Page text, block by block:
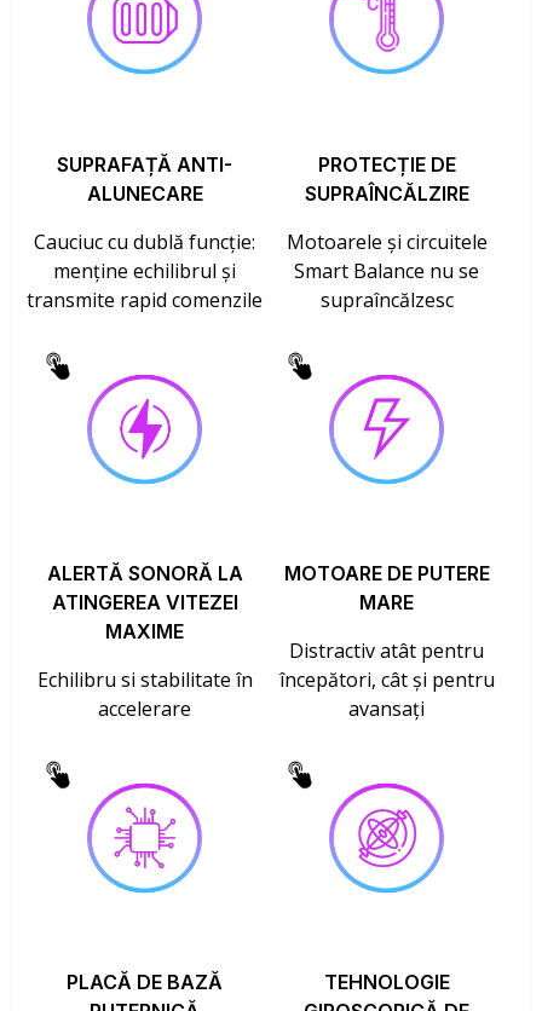
SUPRAFAȚĂ ANTI-
ALUNECARE
Cauciuc cu dublă funcție:
menține echilibrul și
transmite rapid comenzile
PROTECȚIE DE
SUPRAÎNCĂLZIRE
Motoarele și circuitele
Smart Balance nu se
supraîncălzesc
ALERTĂ SONORĂ LA
ATINGEREA VITEZEI
MAXIME
Echilibru si stabilitate în
accelerare
MOTOARE DE PUTERE
MARE
Distractiv atât pentru
începători, cât și pentru
avansați
PLACĂ DE BAZĂ
TEHNOLOGIE